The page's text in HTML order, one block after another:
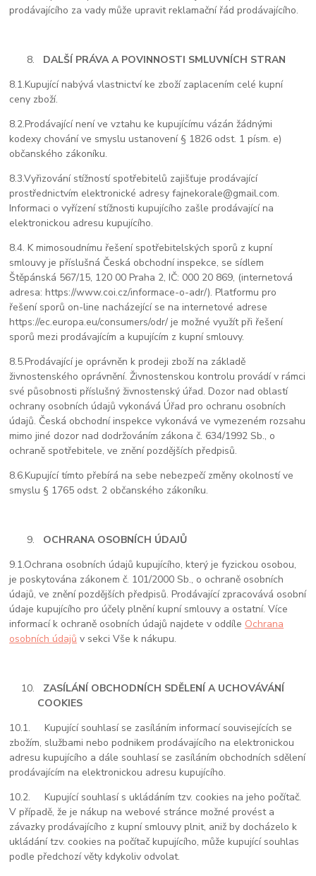
prodávajícího za vady může upravit reklamační řád prodávajícího.
DALŠÍ PRÁVA A POVINNOSTI SMLUVNÍCH STRAN
8.1.Kupující nabývá vlastnictví ke zboží zaplacením celé kupní
ceny zboží.
8.2.Prodávající není ve vztahu ke kupujícímu vázán žádnými
kodexy chování ve smyslu ustanovení § 1826 odst. 1 písm. e)
občanského zákoníku.
8.3.Vyřizování stížností spotřebitelů zajišťuje prodávající
prostřednictvím elektronické adresy fajnekorale@gmail.com.
Informaci o vyřízení stížnosti kupujícího zašle prodávající na
elektronickou adresu kupujícího.
8.4. K mimosoudnímu řešení spotřebitelských sporů z kupní
smlouvy je příslušná Česká obchodní inspekce, se sídlem
Štěpánská 567/15, 120 00 Praha 2, IČ: 000 20 869, (internetová
adresa: https://www.coi.cz/informace-o-adr/). Platformu pro
řešení sporů on-line nacházející se na internetové adrese
https://ec.europa.eu/consumers/odr/ je možné využít při řešení
sporů mezi prodávajícím a kupujícím z kupní smlouvy.
8.5.Prodávající je oprávněn k prodeji zboží na základě
živnostenského oprávnění. Živnostenskou kontrolu provádí v rámci
své působnosti příslušný živnostenský úřad. Dozor nad oblastí
ochrany osobních údajů vykonává Úřad pro ochranu osobních
údajů. Česká obchodní inspekce vykonává ve vymezeném rozsahu
mimo jiné dozor nad dodržováním zákona č. 634/1992 Sb., o
ochraně spotřebitele, ve znění pozdějších předpisů.
8.6.Kupující tímto přebírá na sebe nebezpečí změny okolností ve
smyslu § 1765 odst. 2 občanského zákoníku.
OCHRANA OSOBNÍCH ÚDAJŮ
9.1.Ochrana osobních údajů kupujícího, který je fyzickou osobou,
je poskytována zákonem č. 101/2000 Sb., o ochraně osobních
údajů, ve znění pozdějších předpisů. Prodávající zpracovává osobní
údaje kupujícího pro účely plnění kupní smlouvy a ostatní. Více
informací k ochraně osobních údajů najdete v oddíle Ochrana
osobních údajů v sekci Vše k nákupu.
ZASÍLÁNÍ OBCHODNÍCH SDĚLENÍ A UCHOVÁVÁNÍ
COOKIES
10.1.
Kupující souhlasí se zasíláním informací souvisejících se
zbožím, službami nebo podnikem prodávajícího na elektronickou
adresu kupujícího a dále souhlasí se zasíláním obchodních sdělení
prodávajícím na elektronickou adresu kupujícího.
10.2.
Kupující souhlasí s ukládáním tzv. cookies na jeho počítač.
V případě, že je nákup na webové stránce možné provést a
závazky prodávajícího z kupní smlouvy plnit, aniž by docházelo k
ukládání tzv. cookies na počítač kupujícího, může kupující souhlas
podle předchozí věty kdykoliv odvolat.